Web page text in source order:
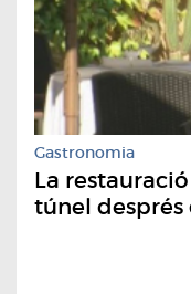
Gastronomia
La
túnel